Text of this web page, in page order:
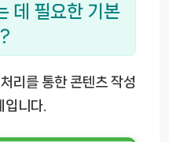
데 필요한 기본
리를 통한 콘텐츠 작성
니다.